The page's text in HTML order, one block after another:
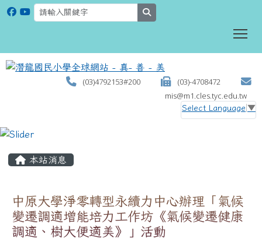
(03)4792153#200
(03)-4708472
mis@m1.cles.tyc.edu.tw
Select Language ▼
本站消息
中原大學淨零轉型永續力中心辦理「氣候
變遷調適增能培力工作坊《氣候變遷健康
調適、樹大便適美》」活動